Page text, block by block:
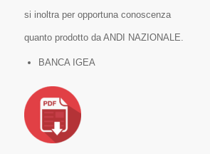
si inoltra per opportuna conoscenza
quanto prodotto da ANDI NAZIONALE.
BANCA IGEA